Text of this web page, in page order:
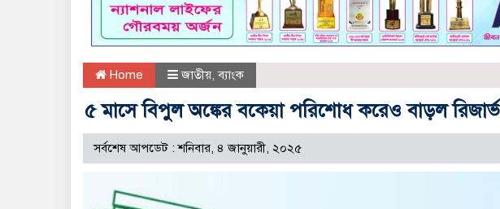
Home জাতীয়,ব্যাংক
৫ মাসে বিপুল অঙ্কের বকেয়া পরিশোধ করেও বাড়ল রিজার্ভ
সর্বশেষ আপডেট : শনিবার, ৪ জানুয়ারী, ২০২৫